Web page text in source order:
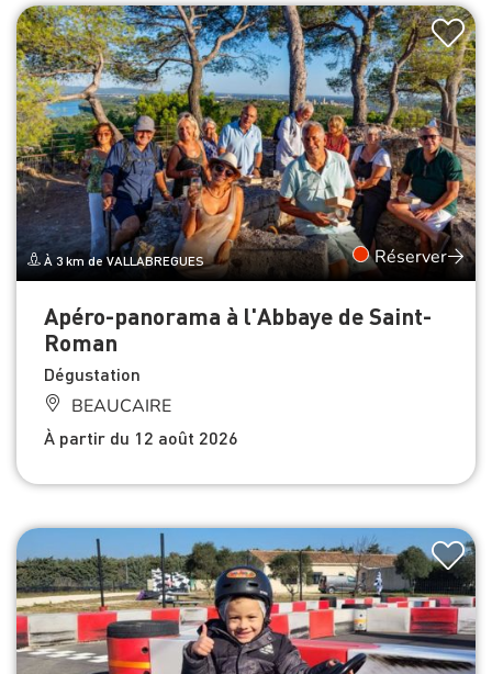
À 3 km de VALLABREGUES Réserver
Apéro-panorama à l'Abbaye de Saint-
Roman
Dégustation
BEAUCAIRE
À partir du 12 août 2026